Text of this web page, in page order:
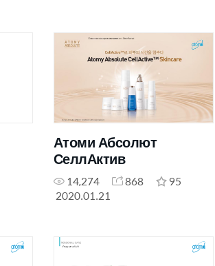
Атоми Абсолют
СеллАктив
14,274 868
95
2020.01.21